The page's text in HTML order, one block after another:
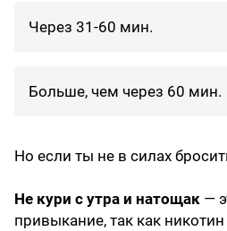
Через 31-60 мин.
Больше, чем через 60 мин.
Но если ты не в силах
Не кури с утра и натощак —
привыкание, так как